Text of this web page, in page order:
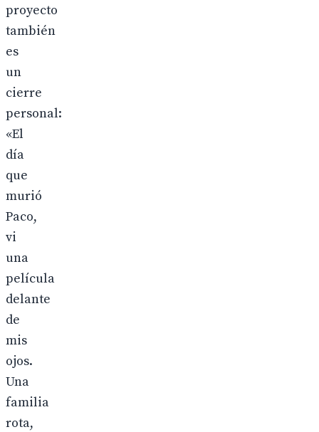
proyecto
también
es
un
cierre
personal:
«El
día
que
murió
Paco,
vi
una
película
delante
de
mis
ojos.
Una
familia
rota,